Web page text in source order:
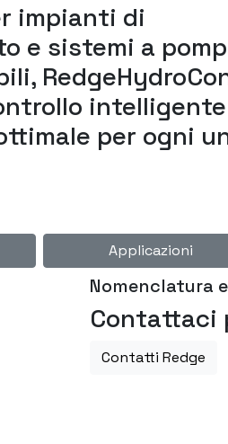
impianti di
e sistemi a
per ogni
Applicazioni
Nomenclatura
Contattaci
Contatti Redge